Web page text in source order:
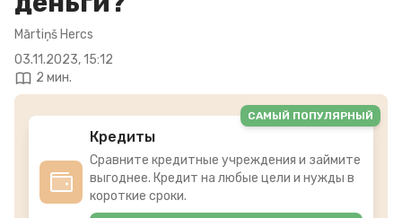
Mārtiņš Hercs
03.11.2023, 15:12
2 мин.
Кредиты
Сравните кредитные учреждения и займите
выгоднее. Кредит на любые цели и нужды в
короткие сроки.
САМЫЙ ПОПУЛЯРНЫЙ